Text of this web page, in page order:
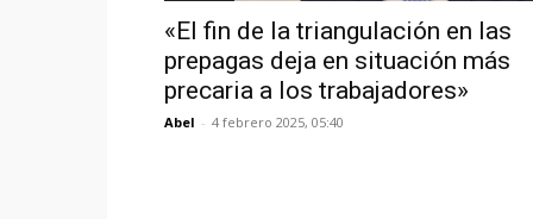
«El fin de la triangulación en las
prepagas deja en situación más
precaria a los trabajadores»
Abel - 4 febrero 2025, 05:40